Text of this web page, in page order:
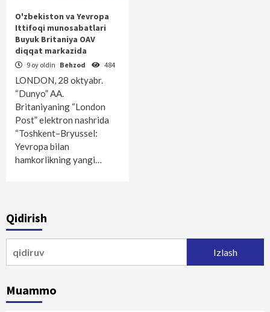
O'zbekiston va Yevropa
Ittifoqi munosabatlari
Buyuk Britaniya OAV
diqqat markazida
9 oy oldin Behzod 484
LONDON, 28 oktyabr.
“Dunyo” AA.
Britaniyaning “London
Post” elektron nashrida
“Toshkent–Bryussel:
Yevropa bilan
hamkorlikning yangi…
Qidirish
Muammo